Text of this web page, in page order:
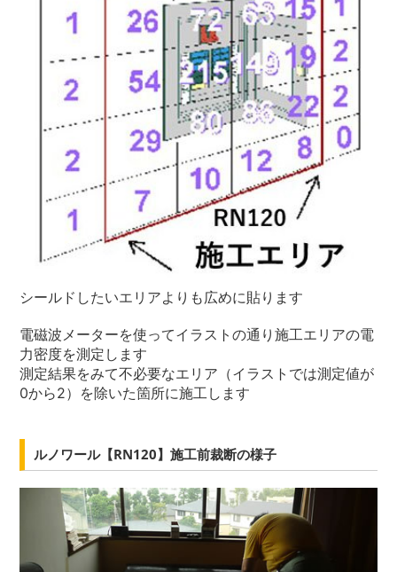
シールドしたいエリアよりも広めに貼ります
電磁波メーターを使ってイラストの通り施工エリアの電
力密度を測定します
測定結果をみて不必要なエリア（イラストでは測定値が
0から2）を除いた箇所に施工します
ルノワール【RN120】施工前裁断の様子